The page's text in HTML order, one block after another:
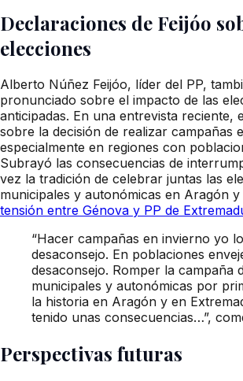
Declaraciones de Feijóo
elecciones
Alberto Núñez Feijóo, líder del PP,
pronunciado sobre el impacto de las
anticipadas. En una entrevista reciente,
sobre la decisión de realizar campañas
especialmente en regiones con
Subrayó las consecuencias de
vez la tradición de celebrar juntas las
municipales y autonómicas en Aragón
tensión entre Génova y PP de
“Hacer campañas en invierno yo lo
desaconsejo. En poblaciones
desaconsejo. Romper la campaña
municipales y autonómicas por
la historia en Aragón y en
tenido unas consecuencias…”,
Perspectivas futuras